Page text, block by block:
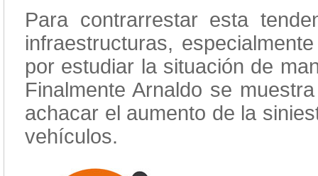
Para contrarrestar esta
infraestructuras,
por estudiar la situación de
Finalmente Arnaldo se
achacar el aumento de la
vehículos.